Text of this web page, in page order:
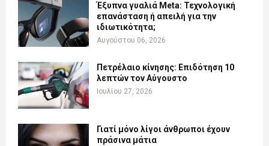
Έξυπνα γυαλιά Meta: Τεχνολογική
επανάσταση ή απειλή για την
ιδιωτικότητα;
Αυγούστου 06, 2026
Πετρέλαιο κίνησης: Επιδότηση 10
λεπτών τον Αύγουστο
Ιουλίου 27, 2026
Γιατί μόνο λίγοι άνθρωποι έχουν
πράσινα μάτια